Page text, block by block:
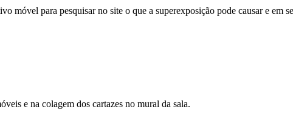
móvel para pesquisar no site o que a superexposição pode causar e em
e na colagem dos cartazes no mural da sala.